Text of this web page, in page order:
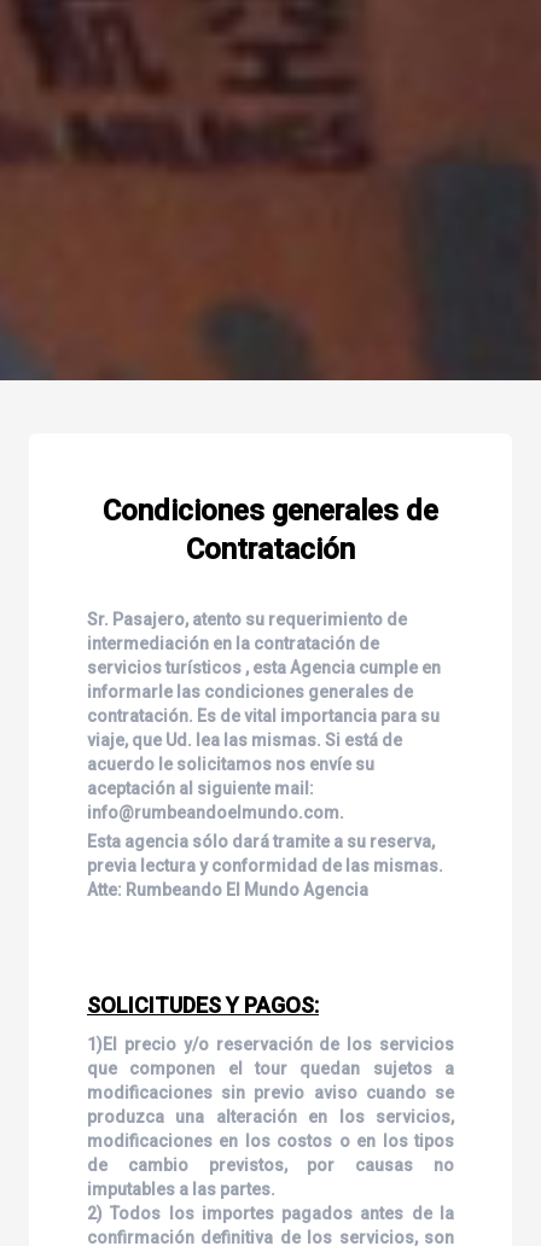
Condiciones generales de
Contratación
Sr. Pasajero, atento su requerimiento de
intermediación en la contratación de
servicios turísticos , esta Agencia cumple en
informarle las condiciones generales de
contratación. Es de vital importancia para su
viaje, que Ud. lea las mismas. Si está de
acuerdo le solicitamos nos envíe su
aceptación al siguiente mail:
info@rumbeandoelmundo.com.
Esta agencia sólo dará tramite a su reserva,
previa lectura y conformidad de las mismas.
Atte: Rumbeando El Mundo Agencia
SOLICITUDES Y PAGOS:
1)El precio y/o reservación de los servicios
que componen el tour quedan sujetos a
modificaciones sin previo aviso cuando se
produzca una alteración en los servicios,
modificaciones en los costos o en los tipos
de cambio previstos, por causas no
imputables a las partes.
2) Todos los importes pagados antes de la
confirmación definitiva de los servicios, son